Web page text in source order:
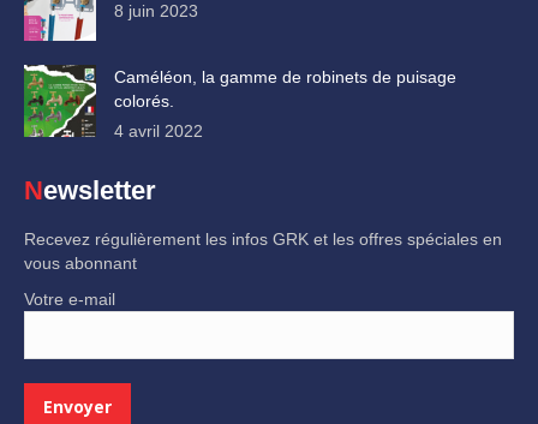
8 juin 2023
Caméléon, la gamme de robinets de puisage
colorés.
4 avril 2022
Newsletter
Recevez régulièrement les infos GRK et les offres spéciales en
vous abonnant
Votre e-mail